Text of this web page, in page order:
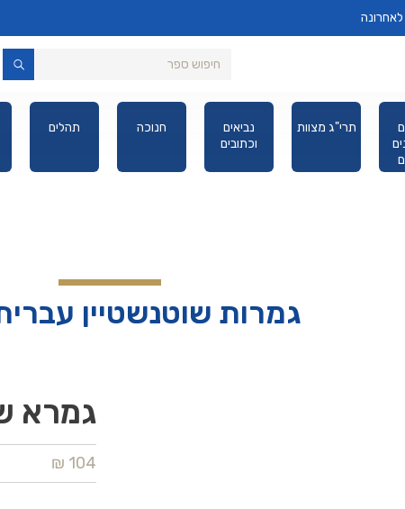
לאחרונה
תהלים חנוכה
נביאים
וכתובים
תרי"ג מצוות
גמרות שוטנשטיין עברית
גמרא
104 ₪